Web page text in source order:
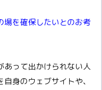
場を確保したいとのお考
あって出かけられない人
身のウェブサイトや、